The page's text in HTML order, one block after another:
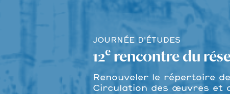
JOURNÉE D'ÉTUDES
12e rencontre du
Renouveler le répertoire
Circulation des œuvres et